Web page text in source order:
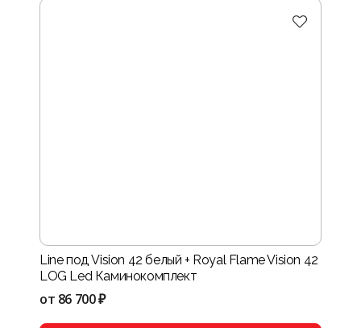
Line под Vision 42 белый + Royal Flame Vision 42
LOG Led Каминокомплект
от 86 700 ₽